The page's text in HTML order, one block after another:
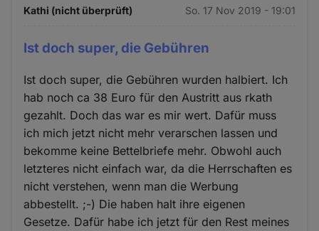
Kathi (nicht überprüft) So. 17 Nov 2019 - 19:01
Ist doch super, die Gebühren
Ist doch super, die Gebühren wurden halbiert. Ich
hab noch ca 38 Euro für den Austritt aus rkath
gezahlt. Doch das war es mir wert. Dafür muss
ich mich jetzt nicht mehr verarschen lassen und
bekomme keine Bettelbriefe mehr. Obwohl auch
letzteres nicht einfach war, da die Herrschaften es
nicht verstehen, wenn man die Werbung
abbestellt. ;-) Die haben halt ihre eigenen
Gesetze. Dafür habe ich jetzt für den Rest meines